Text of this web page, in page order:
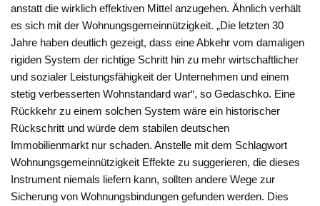
anstatt die wirklich effektiven Mittel anzugehen. Ähnlich verhält
es sich mit der Wohnungsgemeinnützigkeit. „Die letzten 30
Jahre haben deutlich gezeigt, dass eine Abkehr vom damaligen
rigiden System der richtige Schritt hin zu mehr wirtschaftlicher
und sozialer Leistungsfähigkeit der Unternehmen und einem
stetig verbesserten Wohnstandard war“, so Gedaschko. Eine
Rückkehr zu einem solchen System wäre ein historischer
Rückschritt und würde dem stabilen deutschen
Immobilienmarkt nur schaden. Anstelle mit dem Schlagwort
Wohnungsgemeinnützigkeit Effekte zu suggerieren, die dieses
Instrument niemals liefern kann, sollten andere Wege zur
Sicherung von Wohnungsbindungen gefunden werden. Dies